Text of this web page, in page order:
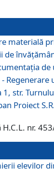
materială
-
str.
Proiect
H.C.L. nr.
elevilor